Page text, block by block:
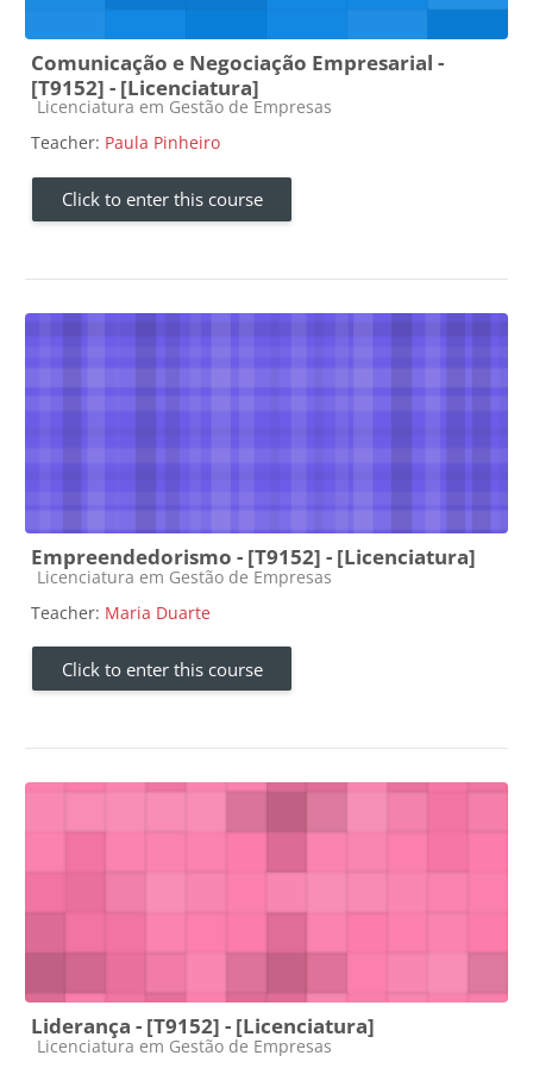
Comunicação e Negociação Empresarial -
[T9152] - [Licenciatura]
Course category
Licenciatura em Gestão de Empresas
Teacher: Paula Pinheiro
Click to enter this course
Empreendedorismo - [T9152] - [Licenciatura]
Course category
Licenciatura em Gestão de Empresas
Teacher: Maria Duarte
Click to enter this course
Liderança - [T9152] - [Licenciatura]
Course category
Licenciatura em Gestão de Empresas